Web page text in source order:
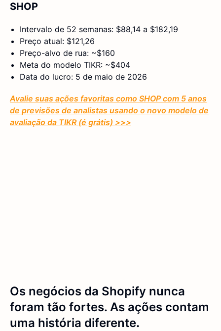
SHOP
Intervalo de 52 semanas: $88,14 a $182,19
Preço atual: $121,26
Preço-alvo de rua: ~$160
Meta do modelo TIKR: ~$404
Data do lucro: 5 de maio de 2026
Avalie suas ações favoritas como SHOP com 5 anos
de previsões de analistas usando o novo modelo de
avaliação da TIKR (é grátis) >>>
Os negócios da Shopify nunca
foram tão fortes. As ações contam
uma história diferente.